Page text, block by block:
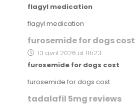
flagyl medication
flagyl medication
furosemide for dogs cost
13 avril 2026 at 11h23
furosemide for dogs cost
furosemide for dogs cost
tadalafil 5mg reviews